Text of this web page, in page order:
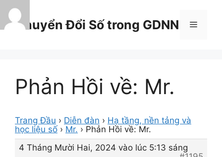
Chuyển
đến
nội
Chuyển Đổi Số trong GDNN Menu
Phản Hồi về: Mr.
Trang Đầu › Diễn đàn › Hạ tầng, nền tảng và
học liệu số › Mr. › Phản Hồi về: Mr.
4 Tháng Mười Hai, 2024 vào lúc 5:13 sáng